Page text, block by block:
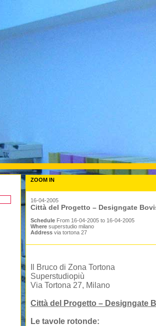
ZOOM IN
16-04-2005
Città del Progetto – Designgate
Schedule From 16-04-2005 to 16-04-2005
Where superstudio milano
Address via tortona 27
Il Bruco di Zona Tortona
Superstudiopiù
Via Tortona 27, Milano
Città del Progetto – Designgate
Le tavole rotonde: